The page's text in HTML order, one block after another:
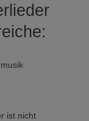
ist nicht